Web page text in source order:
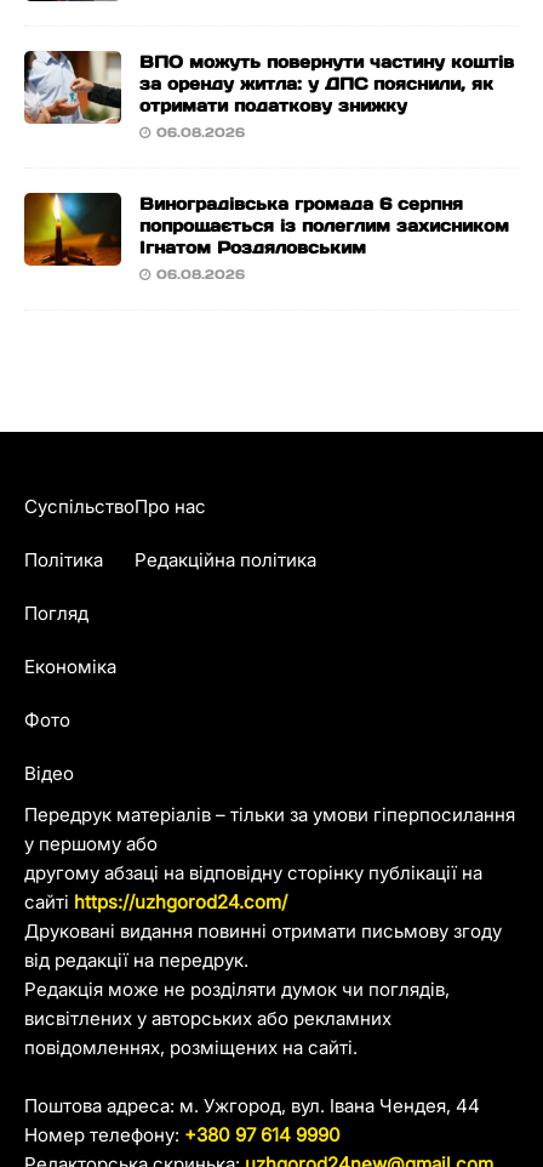
ВПО можуть повернути частину коштів
за оренду житла: у ДПС пояснили, як
отримати податкову знижку
06.08.2026
Виноградівська громада 6 серпня
попрощається із полеглим захисником
Ігнатом Роздяловським
06.08.2026
Передрук матеріалів – тільки за умови гіперпосилання
у першому або
другому абзаці на відповідну сторінку публікації на
сайті https://uzhgorod24.com/
Друковані видання повинні отримати письмову згоду
від редакції на передрук.
Редакція може не розділяти думок чи поглядів,
висвітлених у авторських або рекламних
повідомленнях, розміщених на сайті.
Поштова адреса: м. Ужгород, вул. Івана Чендея, 44
Номер телефону: +380 97 614 9990
Суспільство
Політика
Погляд
Економіка
Фото
Відео
Про нас
Редакційна політика